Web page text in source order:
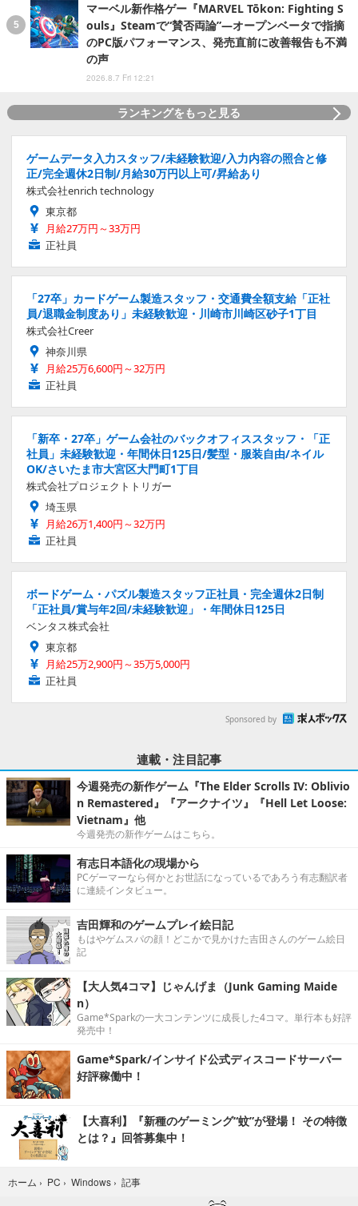
マーベル新作格ゲー『MARVEL Tōkon: Fighting S
ouls』Steamで“賛否両論”―オープンベータで指摘
のPC版パフォーマンス、発売直前に改善報告も不満
の声
2026.8.7 Fri 12:21
ランキングをもっと見る
ゲームデータ入力スタッフ/未経験歓迎/入力内容の照合と修
正/完全週休2日制/月給30万円以上可/昇給あり
株式会社enrich technology
東京都
月給27万円～33万円
正社員
「27卒」カードゲーム製造スタッフ・交通費全額支給「正社
員/退職金制度あり」未経験歓迎・川崎市川崎区砂子1丁目
株式会社Creer
神奈川県
月給25万6,600円～32万円
正社員
「新卒・27卒」ゲーム会社のバックオフィススタッフ・「正
社員」未経験歓迎・年間休日125日/髪型・服装自由/ネイル
OK/さいたま市大宮区大門町1丁目
株式会社プロジェクトトリガー
埼玉県
月給26万1,400円～32万円
正社員
ボードゲーム・パズル製造スタッフ正社員・完全週休2日制
「正社員/賞与年2回/未経験歓迎」・年間休日125日
ベンタス株式会社
東京都
月給25万2,900円～35万5,000円
正社員
Sponsored by
連載・注目記事
今週発売の新作ゲーム『The Elder Scrolls IV: Oblivio
n Remastered』『アークナイツ』『Hell Let Loose:
Vietnam』他
今週発売の新作ゲームはこちら。
有志日本語化の現場から
PCゲーマーなら何かとお世話になっているであろう有志翻訳者
に連続インタビュー。
吉田輝和のゲームプレイ絵日記
もはやゲムスパの顔！どこかで見かけた吉田さんのゲーム絵日
記
【大人気4コマ】じゃんげま（Junk Gaming Maide
n）
Game*Sparkの一大コンテンツに成長した4コマ。単行本も好評
発売中！
Game*Spark/インサイド公式ディスコードサーバー
好評稼働中！
【大喜利】『新種のゲーミング“蚊”が登場！ その特徴
とは？』回答募集中！
ホーム › PC › Windows › 記事